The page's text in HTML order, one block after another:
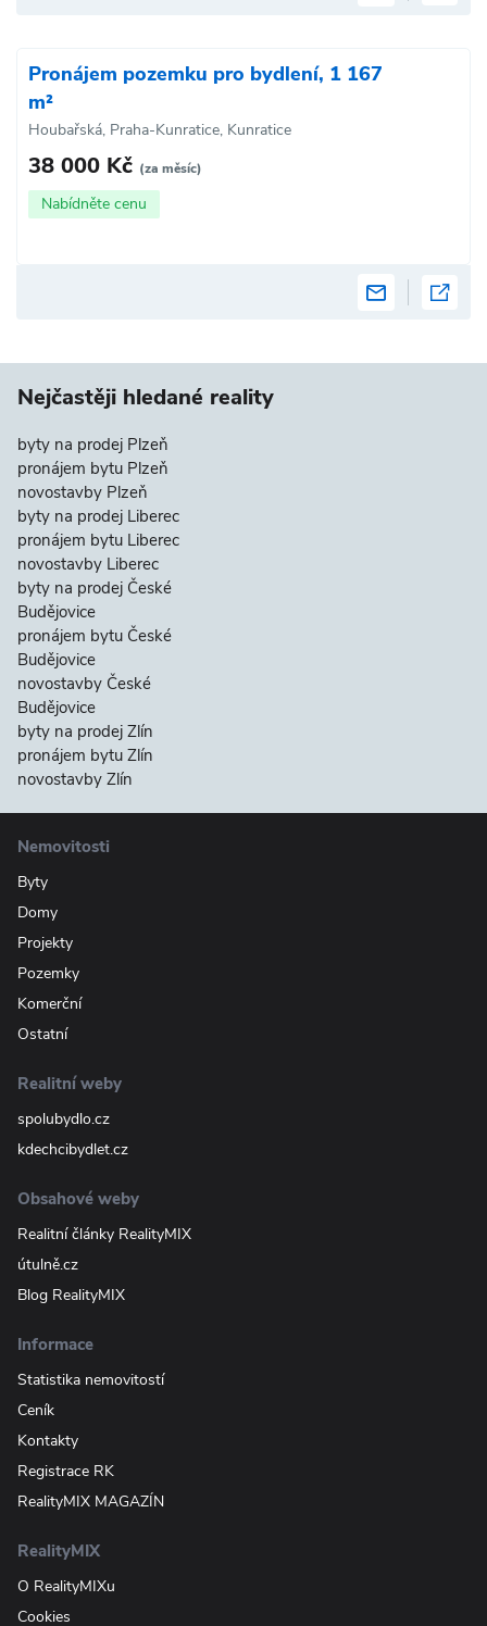
Pronájem pozemku pro bydlení, 1 167
m²
Houbařská, Praha-Kunratice, Kunratice
38 000 Kč (za měsíc)
Nabídněte cenu
Nejčastěji hledané reality
byty na prodej Plzeň
pronájem bytu Plzeň
novostavby Plzeň
byty na prodej Liberec
pronájem bytu Liberec
novostavby Liberec
byty na prodej České
Budějovice
pronájem bytu České
Budějovice
novostavby České
Budějovice
byty na prodej Zlín
pronájem bytu Zlín
novostavby Zlín
Nemovitosti
Byty
Domy
Projekty
Pozemky
Komerční
Ostatní
Realitní weby
spolubydlo.cz
kdechcibydlet.cz
Obsahové weby
Realitní články RealityMIX
útulně.cz
Blog RealityMIX
Informace
Statistika nemovitostí
Ceník
Kontakty
Registrace RK
RealityMIX MAGAZÍN
RealityMIX
O RealityMIXu
Cookies